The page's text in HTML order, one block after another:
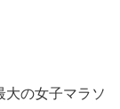
大の女子マラソ